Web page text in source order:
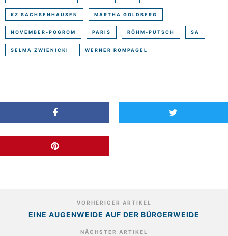
KZ SACHSENHAUSEN MARTHA GOLDBERG
NOVEMBER-POGROM PARIS RÖHM-PUTSCH SA
SELMA ZWIENICKI WERNER RÖMPAGEL
VORHERIGER ARTIKEL
EINE AUGENWEIDE AUF DER BÜRGERWEIDE
NÄCHSTER ARTIKEL